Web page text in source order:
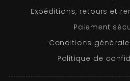
Expéditions, retours et
Paiement
Conditions
Politique de